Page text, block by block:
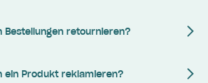
Bestellungen retournieren?
ein Produkt reklamieren?